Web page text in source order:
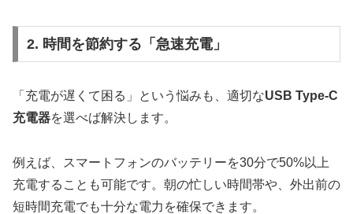
2. 時間を節約する「急速充電」
「充電が遅くて困る」という悩みも、適切なUSB Type-C
充電器を選べば解決します。
例えば、スマートフォンのバッテリーを30分で50%以上
充電することも可能です。朝の忙しい時間帯や、外出前の
短時間充電でも十分な電力を確保できます。